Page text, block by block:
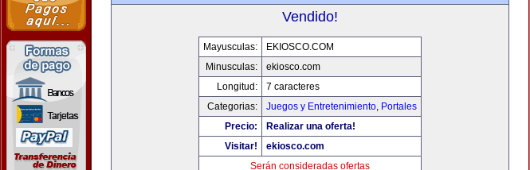
Vendido!
Mayusculas:
EKIOSCO.COM
Minusculas:
ekiosco.com
Longitud:
7 caracteres
Categorias:
Juegos y Entretenimiento, Portales
Precio:
Realizar una oferta!
Visitar!
ekiosco.com
Serán consideradas ofertas